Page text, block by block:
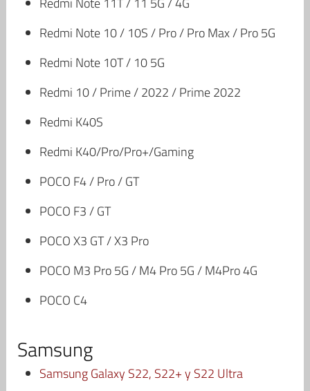
Redmi Note 10 / 10S / Pro / Pro Max / Pro 5G
Redmi Note 10T / 10 5G
Redmi 10 / Prime / 2022 / Prime 2022
Redmi K40S
Redmi K40/Pro/Pro+/Gaming
POCO F4 / Pro / GT
POCO F3 / GT
POCO X3 GT / X3 Pro
POCO M3 Pro 5G / M4 Pro 5G / M4Pro 4G
POCO C4
Samsung
Samsung Galaxy S22, S22+ y S22 Ultra